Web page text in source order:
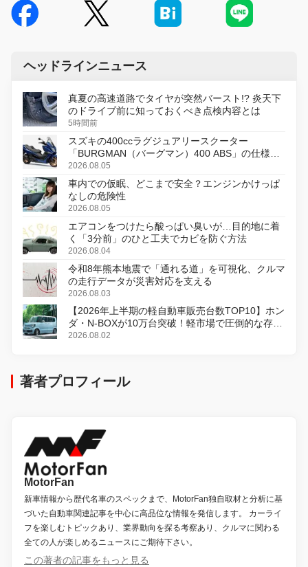
ヘッドラインニュース
真夏の高速道路でタイヤが突然バースト!? 炎天下
のドライブ前に知っておくべき点検内容とは
5時間前
スズキの400ccラグジュアリースクーター
「BURGMAN（バーグマン）400 ABS」の仕様を
変更し、8月18日に発売
2026.08.05
車内での仮眠、どこまで安全？エンジンかけっぱ
なしの危険性
2026.08.05
エアコンをつけたら酸っぱい臭いが…目的地に着
く「3分前」のひと工夫でカビを防ぐ方法
2026.08.04
令和8年熊本地震で「通れる道」を可視化、クルマ
の走行データが災害対応を支える
2026.08.03
【2026年上半期の軽自動車販売台数TOP10】ホン
ダ・N-BOXが10万台突破！軽市場で圧倒的な存在
感
2026.08.02
著者プロフィール
MotorFan
新車情報から歴代名車のスペックまで、MotorFan独自取材と分析に基
づいた自動車関連記事を中心に高品位な情報を発信します。 カーライ
フを楽しむトピックあり、業界動向を探る考察あり、クルマに関わる
全ての人が楽しめるニュースにご期待下さい。
この著者の記事をもっと見る